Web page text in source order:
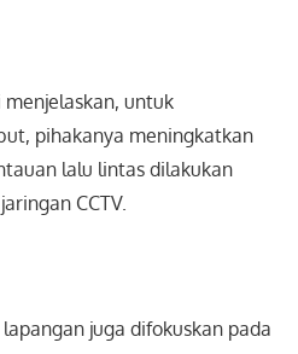
untuk
pihakanya meningkatkan
lalu lintas dilakukan
CCTV.
juga difokuskan pada